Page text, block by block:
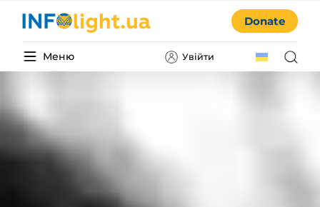
Меню Увійти
Donate